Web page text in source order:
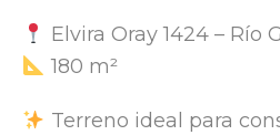
Elvira Oray 1424 – Río
180 m²
Terreno ideal para